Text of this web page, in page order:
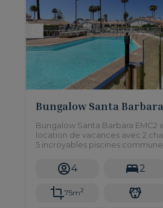
Bungalow Santa Barbara
Bungalow Santa Barbara EMC2
location de vacances avec 2
5 incroyables piscines
4 2
75m2